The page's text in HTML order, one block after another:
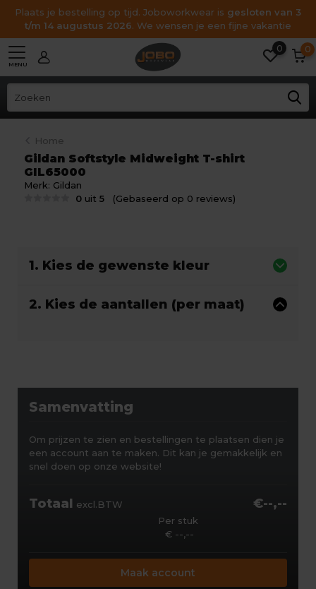
Plaats je bestelling op tijd. Joboworkwear is gesloten van 3
t/m 14 augustus 2026. We wensen je een fijne vakantie
MENU
0 0
Home
Gildan Softstyle Midweight T-shirt
GIL65000
Merk: Gildan
0 uit5 (Gebaseerd op 0 reviews)
1. Kies de gewenste kleur
2. Kies de aantallen (per maat)
Samenvatting
Om prijzen te zien en bestellingen te plaatsen dien je
een account aan te maken. Dit kan je gemakkelijk en
snel doen op onze website!
Totaal excl.BTW €--,--
Per stuk
€ --,--
Maak account